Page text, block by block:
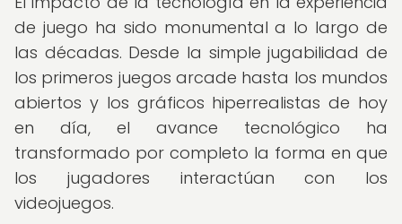
de juego ha sido monumental a lo largo de
las décadas. Desde la simple jugabilidad de
los primeros juegos arcade hasta los mundos
abiertos y los gráficos hiperrealistas de hoy
en día, el avance tecnológico ha
transformado por completo la forma en que
los jugadores interactúan con los
videojuegos.